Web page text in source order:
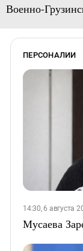
Военно-
ПЕРСОНАЛИИ
14:30, 6 августа
Мусаева